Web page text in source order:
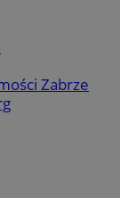
Zabrze